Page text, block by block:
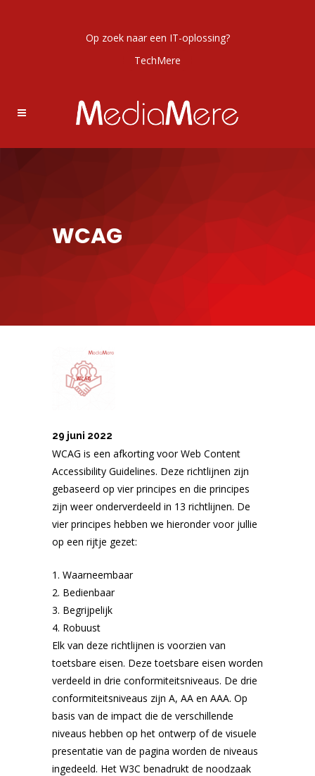
Op zoek naar een IT-oplossing?
TechMere
WCAG
29 juni 2022
WCAG is een afkorting voor Web Content
Accessibility Guidelines. Deze richtlijnen zijn
gebaseerd op vier principes en die principes
zijn weer onderverdeeld in 13 richtlijnen. De
vier principes hebben we hieronder voor jullie
op een rijtje gezet:
Waarneembaar
Bedienbaar
Begrijpelijk
Robuust
Elk van deze richtlijnen is voorzien van
toetsbare eisen. Deze toetsbare eisen worden
verdeeld in drie conformiteitsniveaus. De drie
conformiteitsniveaus zijn A, AA en AAA. Op
basis van de impact die de verschillende
niveaus hebben op het ontwerp of de visuele
presentatie van de pagina worden de niveaus
ingedeeld. Het W3C benadrukt de noodzaak